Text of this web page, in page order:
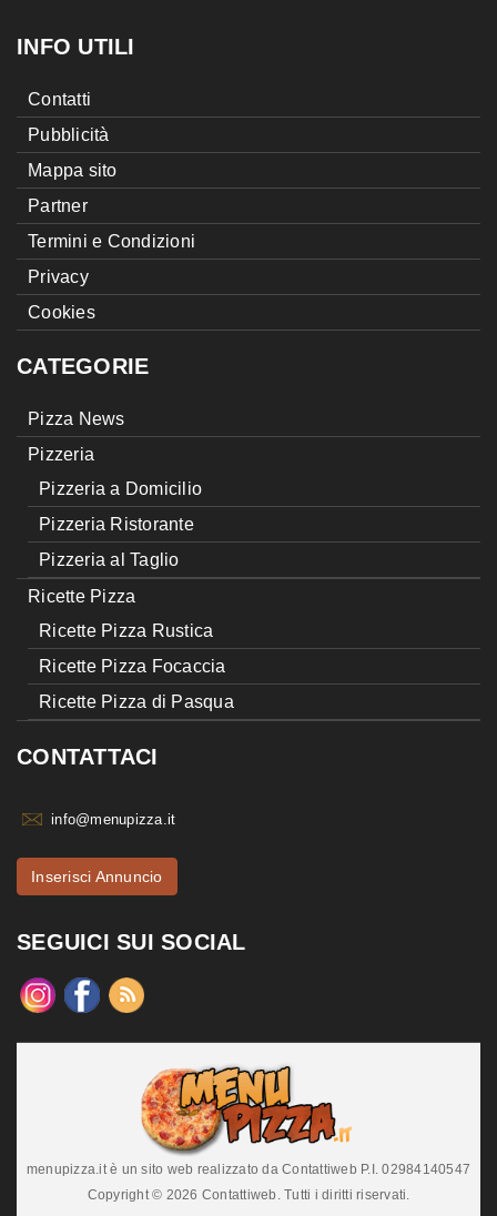
INFO UTILI
Contatti
Pubblicità
Mappa sito
Partner
Termini e Condizioni
Privacy
Cookies
CATEGORIE
Pizza News
Pizzeria
Pizzeria a Domicilio
Pizzeria Ristorante
Pizzeria al Taglio
Ricette Pizza
Ricette Pizza Rustica
Ricette Pizza Focaccia
Ricette Pizza di Pasqua
CONTATTACI
info@menupizza.it
Inserisci Annuncio
SEGUICI SUI SOCIAL
menupizza.it è un sito web realizzato da Contattiweb P.I. 02984140547
Copyright © 2026 Contattiweb. Tutti i diritti riservati.